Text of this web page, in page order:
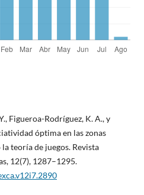
Figueroa-Rodríguez, K. A., y
óptima en las zonas
teoría de juegos. Revista
12(7), 1287–1295.